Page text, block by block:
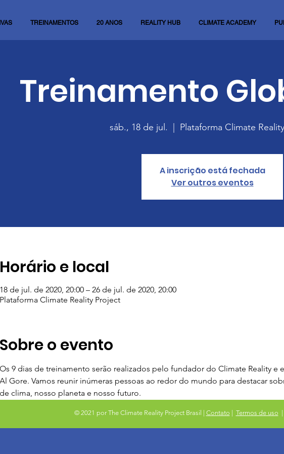
TREINAMENTOS 20 ANOS REALITY HUB CLIMATE ACADEMY
Treinamento
sáb., 18 de jul. Plataforma Climate
A inscrição está fechada
Ver outros eventos
Horário e local
18 de jul. de 2020, 20:00 – 26 de jul. de 2020, 20:00
Plataforma Climate Reality Project
Sobre o evento
Os 9 dias de treinamento serão realizados pelo fundador do Climate Reality e
Al Gore. Vamos reunir inúmeras pessoas ao redor do mundo para destacar
de clima, nosso planeta e nosso futuro.
© 2021 por The Climate Reality Project Brasil | Contato Termos de uso